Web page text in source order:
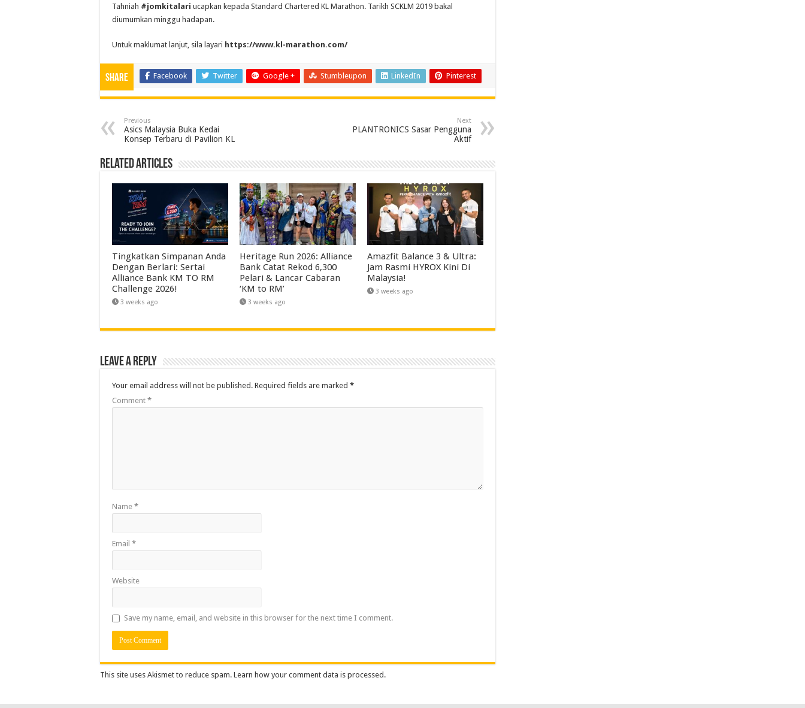
Tahniah #jomkitalari ucapkan kepada Standard Chartered KL Marathon. Tarikh SCKLM 2019 bakal
diumumkan minggu hadapan.
Untuk maklumat lanjut, sila layari https://www.kl-marathon.com/
Share Facebook Twitter Google + Stumbleupon LinkedIn Pinterest
Previous
Asics Malaysia Buka Kedai
Konsep Terbaru di Pavilion KL
Next
PLANTRONICS Sasar Pengguna
Aktif
Related Articles
Tingkatkan Simpanan Anda
Dengan Berlari: Sertai
Alliance Bank KM TO RM
Challenge 2026!
3 weeks ago
Heritage Run 2026: Alliance
Bank Catat Rekod 6,300
Pelari & Lancar Cabaran
‘KM to RM’
3 weeks ago
Amazfit Balance 3 & Ultra:
Jam Rasmi HYROX Kini Di
Malaysia!
3 weeks ago
Leave a Reply
Your email address will not be published. Required fields are marked *
Comment *
Name *
Email *
Website
Save my name, email, and website in this browser for the next time I comment.
This site uses Akismet to reduce spam. Learn how your comment data is processed.